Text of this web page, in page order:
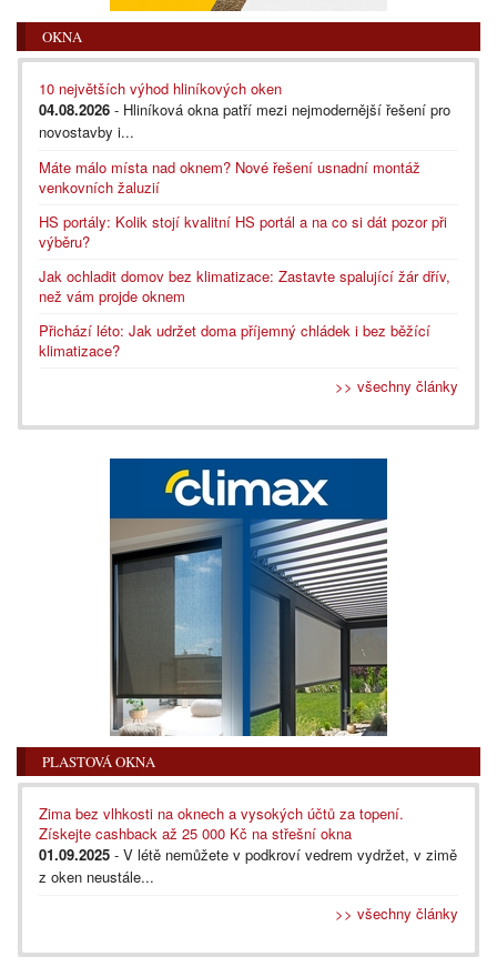
OKNA
10 největších výhod hliníkových oken
04.08.2026 - Hliníková okna patří mezi nejmodernější řešení pro
novostavby i...
Máte málo místa nad oknem? Nové řešení usnadní montáž
venkovních žaluzií
HS portály: Kolik stojí kvalitní HS portál a na co si dát pozor při
výběru?
Jak ochladit domov bez klimatizace: Zastavte spalující žár dřív,
než vám projde oknem
Přichází léto: Jak udržet doma příjemný chládek i bez běžící
klimatizace?
>> všechny články
PLASTOVÁ OKNA
Zima bez vlhkosti na oknech a vysokých účtů za topení.
Získejte cashback až 25 000 Kč na střešní okna
01.09.2025 - V létě nemůžete v podkroví vedrem vydržet, v zimě
z oken neustále...
>> všechny články